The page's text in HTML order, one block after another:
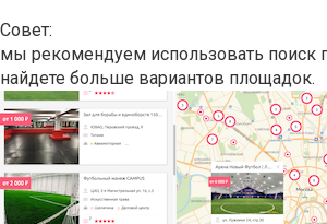
Совет:
мы рекомендуем использовать поиск
найдете больше вариантов площадок.